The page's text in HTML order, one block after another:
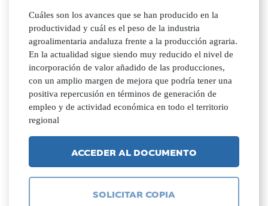
Cuáles son los avances que se han producido en la
productividad y cuál es el peso de la industria
agroalimentaria andaluza frente a la producción agraria.
En la actualidad sigue siendo muy reducido el nivel de
incorporación de valor añadido de las producciones,
con un amplio margen de mejora que podría tener una
positiva repercusión en términos de generación de
empleo y de actividad económica en todo el territorio
regional
ACCEDER AL DOCUMENTO
SOLICITAR COPIA